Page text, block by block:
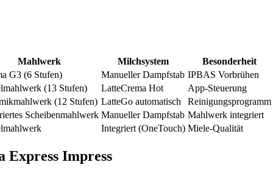
Mahlwerk Milchsystem
Besonderheit
G3 (6 Stufen)
Manueller Dampfstab IPBAS Vorbrühen
(13 Stufen)
LatteCrema Hot
App-Steuerung
(12 Stufen) LatteGo automatisch
Reinigungsprogramm
Scheibenmahlwerk Manueller Dampfstab Mahlwerk integriert
Integriert (OneTouch) Miele-Qualität
Express Impress